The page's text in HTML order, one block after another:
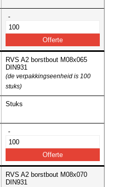
-
RVS A2 borstbout M08x065
DIN931
(de verpakkingseenheid is 100
stuks)
Stuks
-
RVS A2 borstbout M08x070
DIN931